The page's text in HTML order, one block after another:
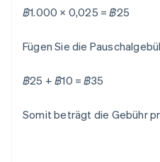
฿1.000 × 0,025 = ฿25
Fügen Sie die
฿25 + ฿10 = ฿35
Somit beträgt die Gebühr